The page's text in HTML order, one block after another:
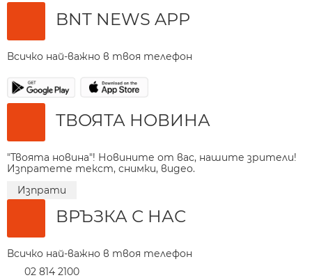
BNT NEWS APP
Всичко най-важно в твоя телефон
ТВОЯТА НОВИНА
"Твоята новина"! Новините от вас, нашите зрители!
Изпратете текст, снимки, видео.
Изпрати
ВРЪЗКА С НАС
Всичко най-важно в твоя телефон
02 814 2100